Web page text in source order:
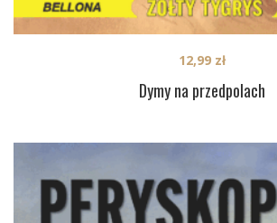
Dymy na przedpolach
12,99 zł